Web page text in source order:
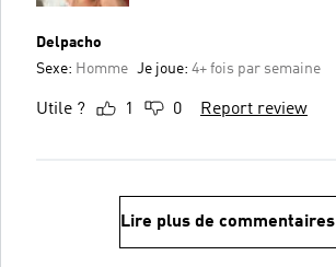
Delpacho
Sexe: Homme Je joue: 4+ fois par semaine
Utile ? 1 0 Report review
Lire plus de commentaires